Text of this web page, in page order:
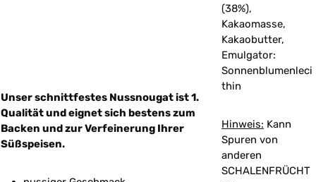
Unser schnittfestes Nussnougat ist 1.
Qualität und eignet sich bestens zum
Backen und zur Verfeinerung Ihrer
Süßspeisen.
(38%),
Kakaomasse,
Kakaobutter,
Emulgator:
Sonnenblumenleci
thin
Hinweis: Kann
Spuren von
anderen
SCHALENFRÜCHT